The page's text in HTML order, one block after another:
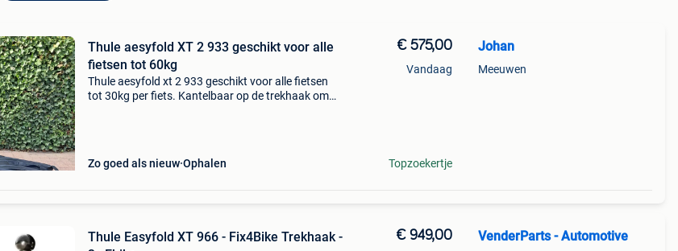
Thule aesyfold XT 2 933 geschikt voor alle
fietsen tot 60kg
Thule aesyfold xt 2 933 geschikt voor alle fietsen
tot 30kg per fiets. Kantelbaar op de trekhaak om
Zo goed als nieuw Ophalen
€ 575,00
Vandaag
Topzoekertje
Johan
Meeuwen
Thule Easyfold XT 966 - Fix4Bike Trekhaak -
€ 949,00 VenderParts - Automotive